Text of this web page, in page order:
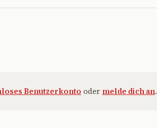
Benutzerkonto oder melde dich an.